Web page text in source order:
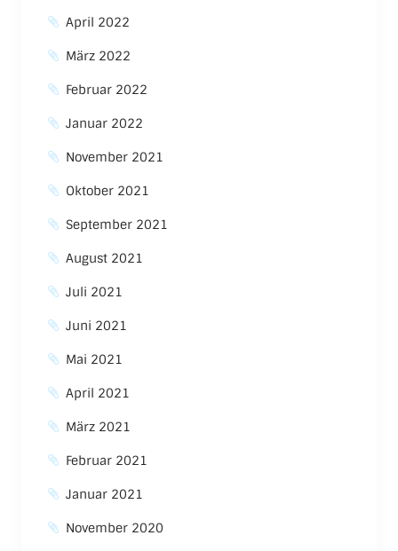
April 2022
März 2022
Februar 2022
Januar 2022
November 2021
Oktober 2021
September 2021
August 2021
Juli 2021
Juni 2021
Mai 2021
April 2021
März 2021
Februar 2021
Januar 2021
November 2020